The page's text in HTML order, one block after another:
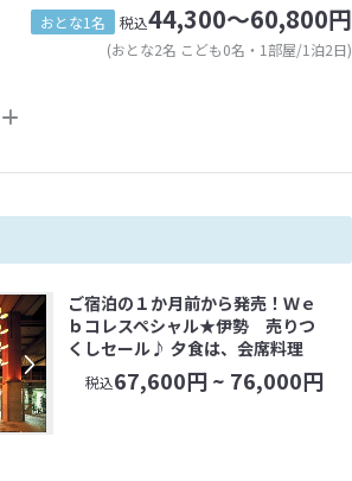
おとな1名 税込44,300～60,800円
(おとな2名 こども0名・1部屋/1泊2日)
ご宿泊の１か月前から発売！Ｗｅ
ｂコレスペシャル★伊勢 売りつ
くしセール♪ 夕食は、会席料理
税込67,600円 ~ 76,000円